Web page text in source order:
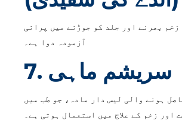
زخم بھرنے اور جلد کو جوڑنے میں پرانی
آزمودہ دوا ہے۔
7. سریشم ماہی
ہونے والی لیس دار مادہ، جو طب میں
اور زخم کے علاج میں استعمال ہوتی ہے۔